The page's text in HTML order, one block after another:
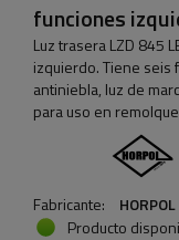
funciones
Luz trasera LZD 845
izquierdo. Tiene seis
antiniebla, luz de
para uso en
Fabricante:
HORPOL
Producto